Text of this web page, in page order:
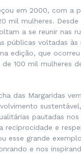
em 2000, com a
mil mulheres.
a se reunir nas
públicas voltadas às
edição, que
100 mil mulheres
das Margaridas
pautadas
reciprocidade e
esse grande
e nos